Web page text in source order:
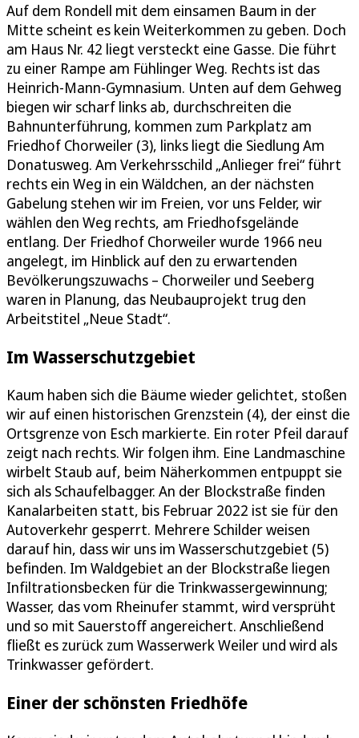
Auf dem Rondell mit dem einsamen Baum in der
Mitte scheint es kein Weiterkommen zu geben. Doch
am Haus Nr. 42 liegt versteckt eine Gasse. Die führt
zu einer Rampe am Fühlinger Weg. Rechts ist das
Heinrich-Mann-Gymnasium. Unten auf dem Gehweg
biegen wir scharf links ab, durchschreiten die
Bahnunterführung, kommen zum Parkplatz am
Friedhof Chorweiler (3), links liegt die Siedlung Am
Donatusweg. Am Verkehrsschild „Anlieger frei“ führt
rechts ein Weg in ein Wäldchen, an der nächsten
Gabelung stehen wir im Freien, vor uns Felder, wir
wählen den Weg rechts, am Friedhofsgelände
entlang. Der Friedhof Chorweiler wurde 1966 neu
angelegt, im Hinblick auf den zu erwartenden
Bevölkerungszuwachs – Chorweiler und Seeberg
waren in Planung, das Neubauprojekt trug den
Arbeitstitel „Neue Stadt“.
Im Wasserschutzgebiet
Kaum haben sich die Bäume wieder gelichtet, stoßen
wir auf einen historischen Grenzstein (4), der einst die
Ortsgrenze von Esch markierte. Ein roter Pfeil darauf
zeigt nach rechts. Wir folgen ihm. Eine Landmaschine
wirbelt Staub auf, beim Näherkommen entpuppt sie
sich als Schaufelbagger. An der Blockstraße finden
Kanalarbeiten statt, bis Februar 2022 ist sie für den
Autoverkehr gesperrt. Mehrere Schilder weisen
darauf hin, dass wir uns im Wasserschutzgebiet (5)
befinden. Im Waldgebiet an der Blockstraße liegen
Infiltrationsbecken für die Trinkwassergewinnung;
Wasser, das vom Rheinufer stammt, wird versprüht
und so mit Sauerstoff angereichert. Anschließend
fließt es zurück zum Wasserwerk Weiler und wird als
Trinkwasser gefördert.
Einer der schönsten Friedhöfe